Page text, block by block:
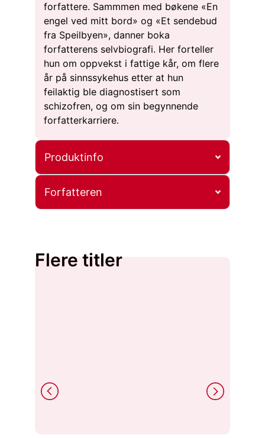
forfattere. Sammmen med bøkene «En
engel ved mitt bord» og «Et sendebud
fra Speilbyen», danner boka
forfatterens selvbiografi. Her forteller
hun om oppvekst i fattige kår, om flere
år på sinnssykehus etter at hun
feilaktig ble diagnostisert som
schizofren, og om sin begynnende
forfatterkarriere.
Produktinfo
Forfatteren
Flere titler